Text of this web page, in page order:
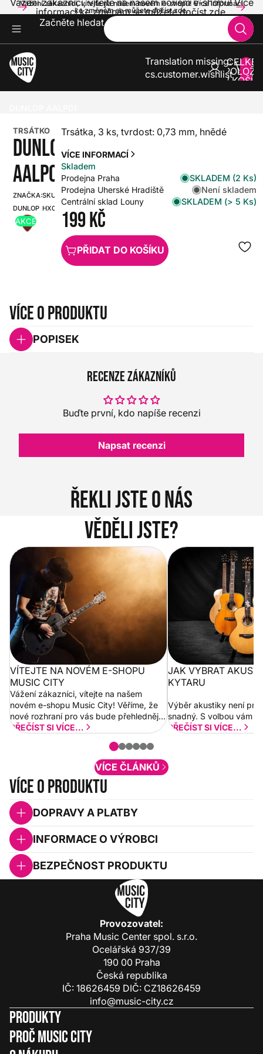
Vážení zákazníci, vítejte na našem novém e-shopu! Více informací
ke změnám se můžete dočíst zde.
Vážení zákazníci, vítejte na našem novém e-shopu! Více
informací ke změnám se můžete dočíst zde.
Začněte hledat
Translation missing:
cs.customer.wishlist
V
0
TRSÁTKO
DUNLOP
AALP01
ZNAČKA:
DUNLOP
SKU:
HX0000000048346
AKCE
Trsátka, 3 ks, tvrdost: 0,73 mm, hnědé
VÍCE INFORMACÍ
Skladem
Prodejna Praha
SKLADEM (2 Ks)
Prodejna Uherské Hradiště
Není skladem
Centrální sklad Louny
SKLADEM (> 5 Ks)
199 Kč
PŘIDAT DO KOŠÍKU
Více o produktu
POPISEK
Recenze zákazníků
Buďte první, kdo napíše recenzi
Napsat recenzi
Řekli jste o nás
Věděli jste?
Vítejte na novém e-shopu Music
City
VÍTEJTE NA NOVÉM E-SHOPU
MUSIC CITY
Vážení zákazníci, vítejte na našem
novém e-shopu Music City! Věříme, že
nové rozhraní pro vás bude přehlednější
a rychlejší. Postupně budeme přidávat
PŘEČÍST SI VÍCE...
Jak vybrat
JAK VYBRAT
KYTARU
Výběr akustiky není pro
snadný. S volbou vám
PŘEČÍST SI VÍCE...
VÍCE ČLÁNKŮ
Více o produktu
DOPRAVY A PLATBY
INFORMACE O VÝROBCI
BEZPEČNOST PRODUKTU
Provozovatel:
Praha Music Center spol. s.r.o.
Ocelářská 937/39
190 00 Praha
Česká republika
IČ: 18626459 DIČ: CZ18626459
info@music-city.cz
Produkty
Proč Music City